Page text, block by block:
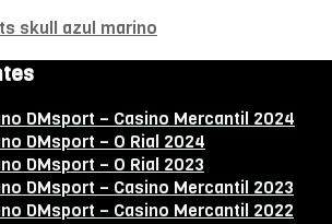
DMsport – Casino Mercantil 2024
DMsport – O Rial 2024
DMsport – O Rial 2023
DMsport – Casino Mercantil 2023
DMsport – Casino Mercantil 2022